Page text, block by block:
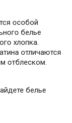
особой
белье
хлопка.
отличаются
отблеском.
белье